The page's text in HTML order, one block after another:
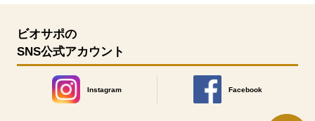
ビオサポの
SNS公式アカウント
Instagram
別のウィンドウで開きます。
Facebook
別のウィンドウで開きます